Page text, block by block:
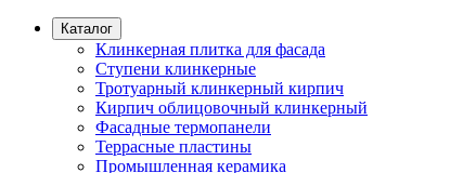
Каталог
Клинкерная плитка для фасада
Ступени клинкерные
Тротуарный клинкерный кирпич
Кирпич облицовочный клинкерный
Фасадные термопанели
Террасные пластины
Промышленная керамика